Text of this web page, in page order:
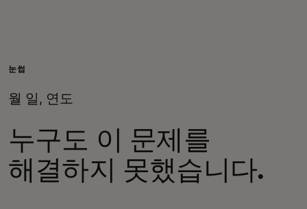
이노베이터
눈썹
월 일, 연도
누구도 이 문제를
해결하지 못했습니다.